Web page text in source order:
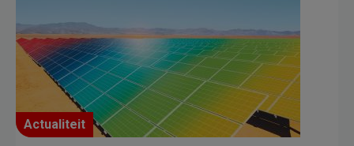
Actualiteit